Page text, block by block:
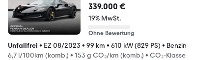
339.000 €
19% MwSt.
Ohne Bewertung
Unfallfrei • EZ 08/2023 • 99 km • 610 kW (829 PS) • Benzin
6,7 l/100km (komb.) • 153 g CO₂/km (komb.) • CO₂-Klasse